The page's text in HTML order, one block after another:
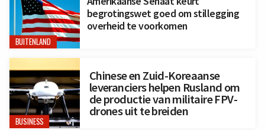
BUITENLAND
begrotingswet goed om stillegging
overheid te voorkomen
BUSINESS
Chinese en Zuid-Koreaanse
leveranciers helpen Rusland om
de productie van militaire FPV-
drones uit te breiden